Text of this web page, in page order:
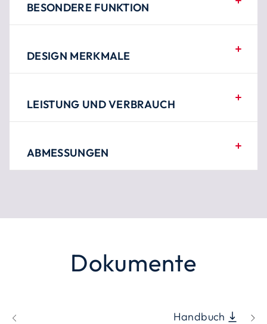
BESONDERE FUNKTION
DESIGN MERKMALE
LEISTUNG UND VERBRAUCH
ABMESSUNGEN
Dokumente
Handbuch